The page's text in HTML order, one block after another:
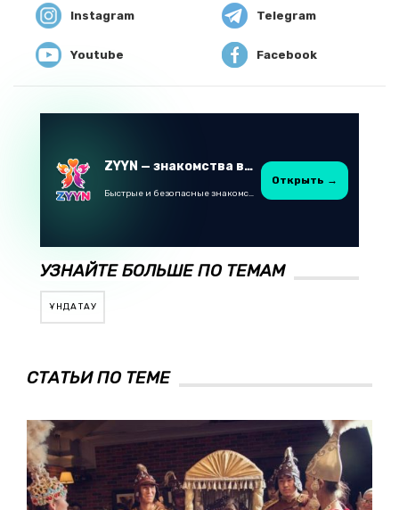
Instagram Telegram
Youtube Facebook
ZYYN — знакомства в Казахстане
Быстрые и безопасные знакомства в Telegram
Открыть →
УЗНАЙТЕ БОЛЬШЕ ПО ТЕМАМ
ҚҰНДАҚТАУ
СТАТЬИ ПО ТЕМЕ